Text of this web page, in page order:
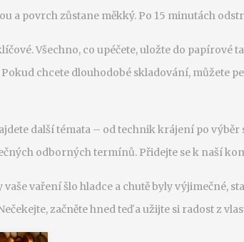
a povrch zůstane měkký. Po 15 minutách
Všechno, co upéčete, uložte do papírové
chcete dlouhodobé skladování, můžete
další témata – od technik krájení po výběr
odborných termínů. Přidejte se k naší
vaše vaření šlo hladce a chutě byly výjimečné,
začněte hned teď a užijte si radost z